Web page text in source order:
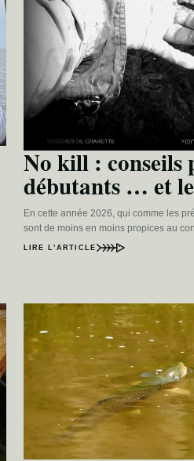
No kill : conseils
débutants … et
En cette année 2026, qui comme les
sont de moins en moins propices au
LIRE L’ARTICLE